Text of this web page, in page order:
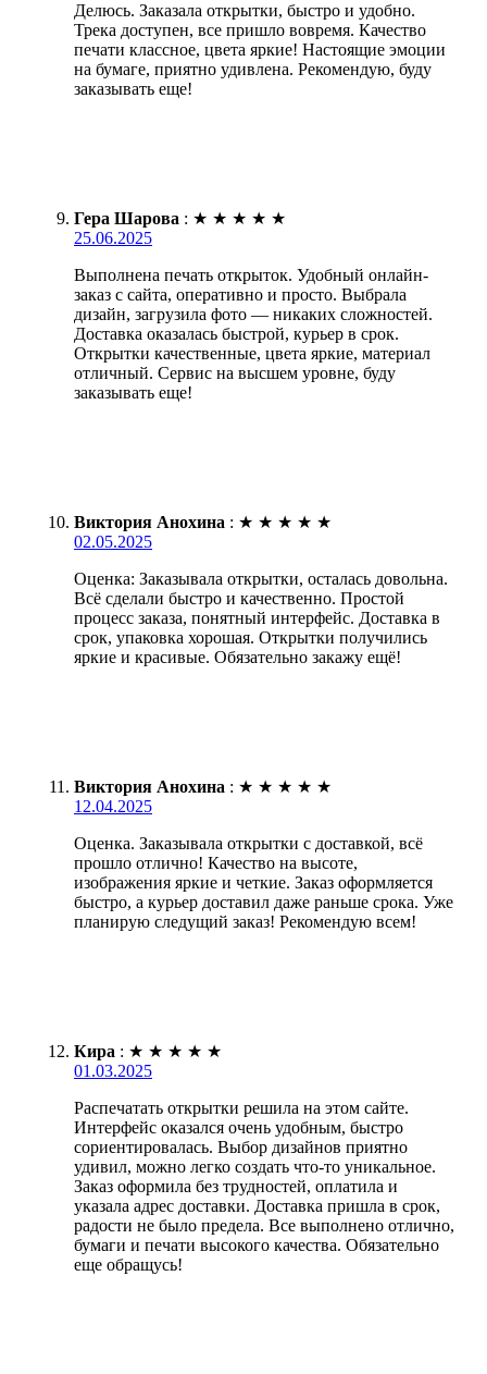
Делюсь. Заказала открытки, быстро и удобно.
Трека доступен, все пришло вовремя. Качество
печати классное, цвета яркие! Настоящие эмоции
на бумаге, приятно удивлена. Рекомендую, буду
заказывать еще!
Гера Шарова : ★ ★ ★ ★ ★
25.06.2025
Выполнена печать открыток. Удобный онлайн-
заказ с сайта, оперативно и просто. Выбрала
дизайн, загрузила фото — никаких сложностей.
Доставка оказалась быстрой, курьер в срок.
Открытки качественные, цвета яркие, материал
отличный. Сервис на высшем уровне, буду
заказывать еще!
Виктория Анохина : ★ ★ ★ ★ ★
02.05.2025
Оценка: Заказывала открытки, осталась довольна.
Всё сделали быстро и качественно. Простой
процесс заказа, понятный интерфейс. Доставка в
срок, упаковка хорошая. Открытки получились
яркие и красивые. Обязательно закажу ещё!
Виктория Анохина : ★ ★ ★ ★ ★
12.04.2025
Оценка. Заказывала открытки с доставкой, всё
прошло отлично! Качество на высоте,
изображения яркие и четкие. Заказ оформляется
быстро, а курьер доставил даже раньше срока. Уже
планирую следущий заказ! Рекомендую всем!
Кира : ★ ★ ★ ★ ★
01.03.2025
Распечатать открытки решила на этом сайте.
Интерфейс оказался очень удобным, быстро
сориентировалась. Выбор дизайнов приятно
удивил, можно легко создать что-то уникальное.
Заказ оформила без трудностей, оплатила и
указала адрес доставки. Доставка пришла в срок,
радости не было предела. Все выполнено отлично,
бумаги и печати высокого качества. Обязательно
еще обращусь!